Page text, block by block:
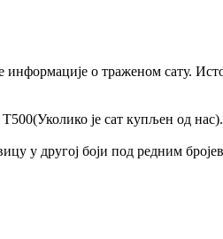
информације о траженом сату.
је сат купљен од нас).
у другој боји под редним